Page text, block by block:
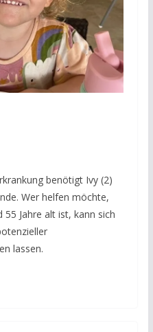
benötigt Ivy (2)
Wer helfen möchte,
55 Jahre alt ist, kann sich
lassen.